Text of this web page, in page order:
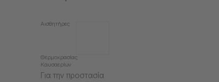
Αισθητήρες
Θερμοκρασίας
Καυσαερίων
Για την προστασία